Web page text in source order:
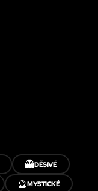
👻DĚSIVÉ
🔮MYSTICKÉ